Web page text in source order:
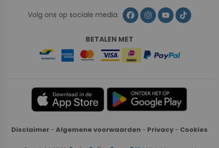
Volg ons op sociale media:
BETALEN MET
Disclaimer - Algemene voorwaarden - Privacy - Cookies